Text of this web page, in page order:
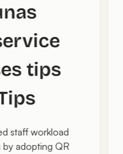
tips
staff workload
by adopting QR